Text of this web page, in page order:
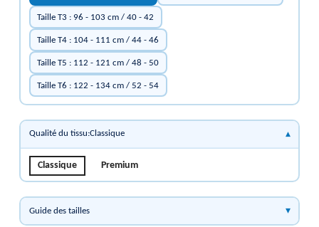
Taille T3 : 96 - 103 cm / 40 - 42
Taille T4 : 104 - 111 cm / 44 - 46
Taille T5 : 112 - 121 cm / 48 - 50
Taille T6 : 122 - 134 cm / 52 - 54
Qualité du tissu:Classique
Classique Premium
Guide des tailles